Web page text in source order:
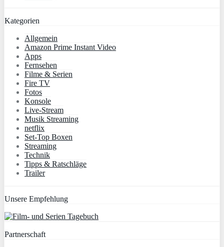
Kategorien
Allgemein
Amazon Prime Instant Video
Apps
Fernsehen
Filme & Serien
Fire TV
Fotos
Konsole
Live-Stream
Musik Streaming
netflix
Set-Top Boxen
Streaming
Technik
Tipps & Ratschläge
Trailer
Unsere Empfehlung
Partnerschaft